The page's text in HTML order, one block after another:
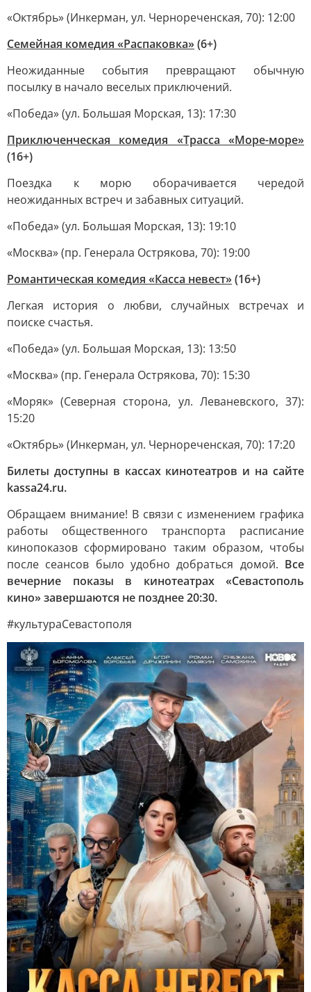
«Октябрь» (Инкерман, ул. Чернореченская, 70): 12:00
Семейная комедия «Распаковка»(6+)
Неожиданные события превращают обычную
посылку в начало веселых приключений.
«Победа» (ул. Большая Морская, 13): 17:30
Приключенческая комедия «Трасса «Море-море»
(16+)
Поездка к морю оборачивается чередой
неожиданных встреч и забавных ситуаций.
«Победа» (ул. Большая Морская, 13): 19:10
«Москва» (пр. Генерала Острякова, 70): 19:00
Романтическая комедия «Касса невест»(16+)
Легкая история о любви, случайных встречах и
поиске счастья.
«Победа» (ул. Большая Морская, 13): 13:50
«Москва» (пр. Генерала Острякова, 70): 15:30
«Моряк» (Северная сторона, ул. Леваневского, 37):
15:20
«Октябрь» (Инкерман, ул. Чернореченская, 70): 17:20
Билеты доступны в кассах кинотеатров и на сайте
kassa24.ru.
Обращаем внимание! В связи с изменением графика
работы общественного транспорта расписание
кинопоказов сформировано таким образом, чтобы
после сеансов было удобно добраться домой. Все
вечерние показы в кинотеатрах «Севастополь
кино» завершаются не позднее 20:30.
#культураСевастополя